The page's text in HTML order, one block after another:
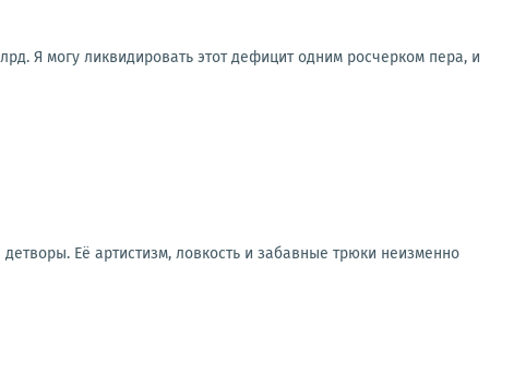
Я могу ликвидировать этот дефицит одним росчерком пера, и
Её артистизм, ловкость и забавные трюки неизменно